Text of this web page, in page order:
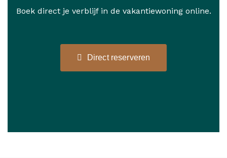
Boek direct je verblijf in de vakantiewoning online.
Direct reserveren